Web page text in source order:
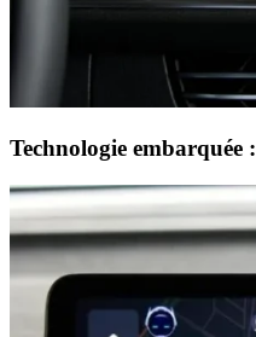
Technologie embarquée :